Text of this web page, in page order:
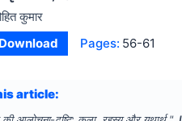
कुमार
Download Pages: 56-61
article: